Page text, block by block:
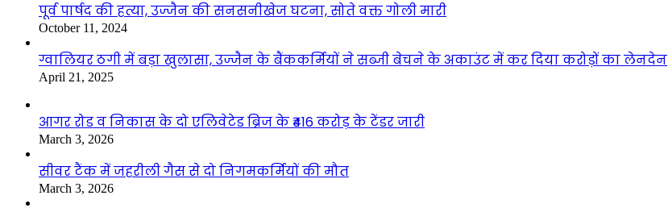
पूर्व पार्षद की हत्या, उज्जैन की सनसनीखेज घटना, सोते वक्त गोली मारी
October 11, 2024
ग्वालियर ठगी में बड़ा खुलासा, उज्जैन के बैंककर्मियों ने सब्जी बेचने के अकाउंट में कर दिया करोड़ों का लेनदेन
April 21, 2025
आगर रोड व निकास के दो एलिवेटेड ब्रिज के ₹416 करोड़ के टेंडर जारी
March 3, 2026
सीवर टैंक में जहरीली गैस से दो निगमकर्मियों की मौत
March 3, 2026